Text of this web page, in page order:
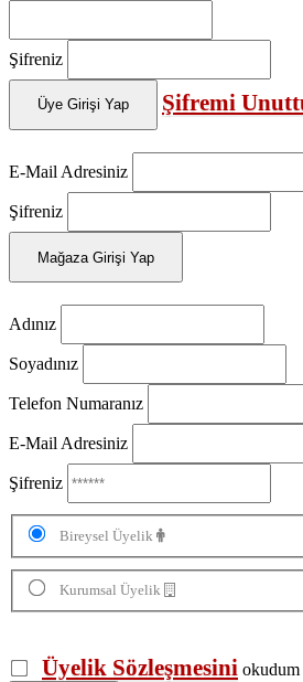
Şifreniz
Üye Girişi Yap Şifremi
E-Mail Adresiniz
Şifreniz
Mağaza Girişi Yap
Adınız
Soyadınız
Telefon Numaranız
E-Mail Adresiniz
Şifreniz
Bireysel Üyelik
Kurumsal Üyelik
Üyelik Sözleşmesini